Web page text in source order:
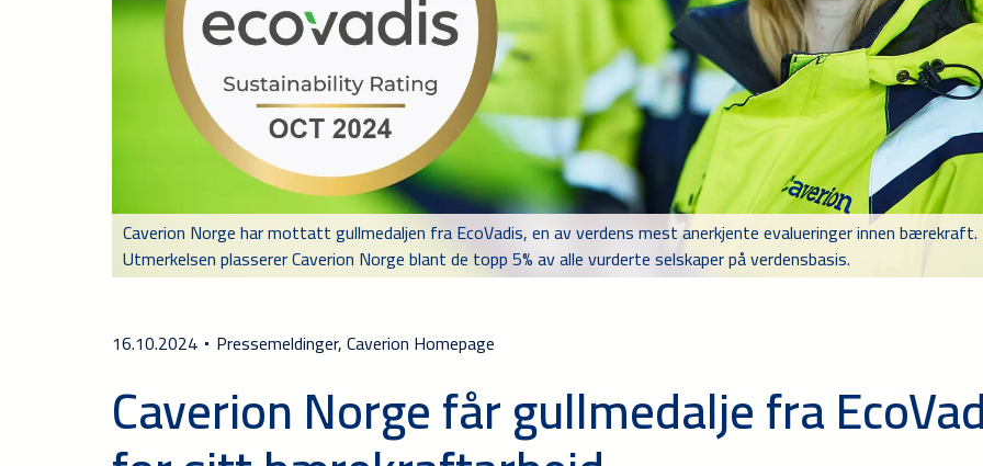
Caverion Norge har mottatt gullmedaljen fra EcoVadis, en av verdens mest anerkjente evalueringer innen bærekraft.
Utmerkelsen plasserer Caverion Norge blant de topp 5% av alle vurderte selskaper på verdensbasis.
16.10.2024 Pressemeldinger, Caverion Homepage
Caverion Norge får gullmedalje fra